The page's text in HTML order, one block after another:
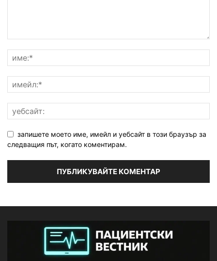
запишете моето име, имейл и уебсайт в този браузър за
следващия път, когато коментирам.